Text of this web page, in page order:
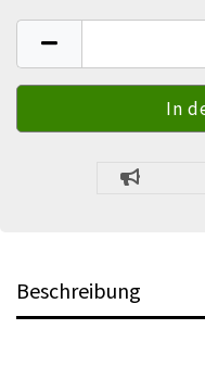
Beschreibung